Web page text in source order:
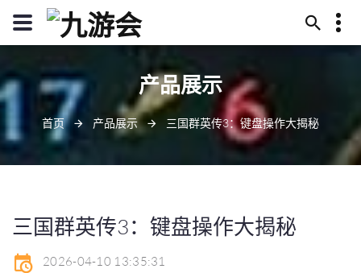
13594780422
毕节市币霉庄222号
j9pingtai@52j9.com
产品展示
首页 产品展示 三国群英传3：键盘操作大揭秘
三国群英传3：键盘操作大揭秘
2026-04-10 13:35:31